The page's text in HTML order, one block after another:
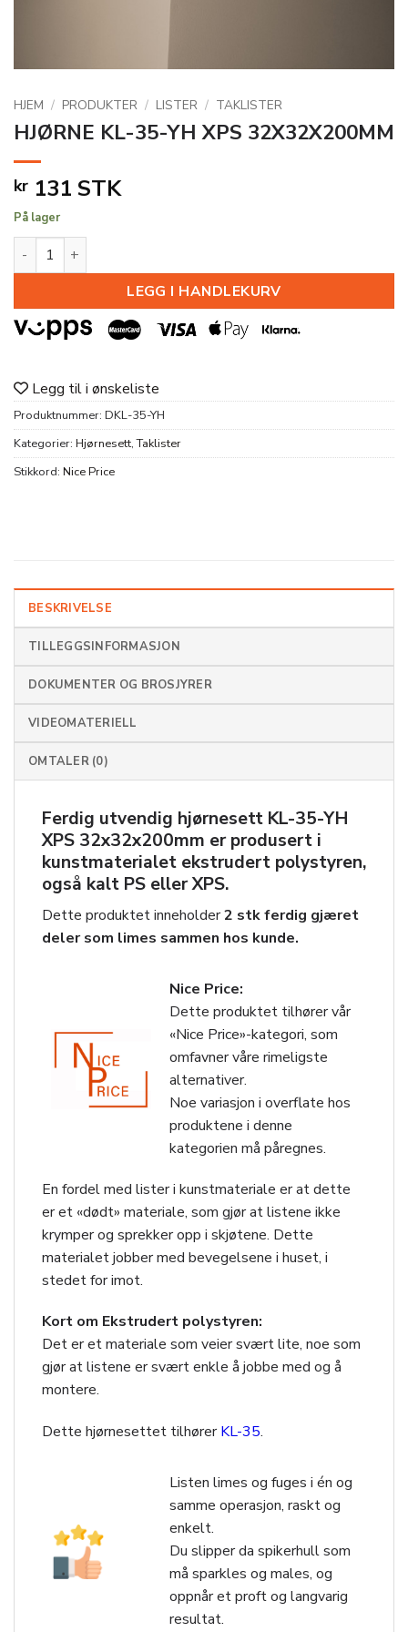
HJEM / PRODUKTER / LISTER / TAKLISTER
HJØRNE KL-35-YH XPS 32X32X200MM
kr 131 STK
På lager
HJØRNE KL-35-YH XPS 32X32X200MM antall
LEGG I HANDLEKURV
Legg til i ønskeliste
Produktnummer: DKL-35-YH
Kategorier: Hjørnesett,Taklister
Stikkord: Nice Price
BESKRIVELSE
TILLEGGSINFORMASJON
DOKUMENTER OG BROSJYRER
VIDEOMATERIELL
OMTALER (0)
Ferdig utvendig hjørnesett KL-35-YH
XPS 32x32x200mm er produsert i
kunstmaterialet ekstrudert polystyren,
også kalt PS eller XPS.
Dette produktet inneholder2 stk ferdig gjæret
deler som limes sammen hos kunde.
Nice Price:
Dette produktet tilhører vår
«Nice Price»-kategori, som
omfavner våre rimeligste
alternativer.
Noe variasjon i overflate hos
produktene i denne
kategorien må påregnes.
En fordel med lister i kunstmateriale er at dette
er et «dødt» materiale, som gjør at listene ikke
krymper og sprekker opp i skjøtene. Dette
materialet jobber med bevegelsene i huset, i
stedet for imot.
Kort om Ekstrudert polystyren:
Det er et materiale som veier svært lite, noe som
gjør at listene er svært enkle å jobbe med og å
montere.
Dette hjørnesettet tilhørerKL-35.
Listen limes og fuges i én og
samme operasjon, raskt og
enkelt.
Du slipper da spikerhull som
må sparkles og males, og
oppnår et proft og langvarig
resultat.